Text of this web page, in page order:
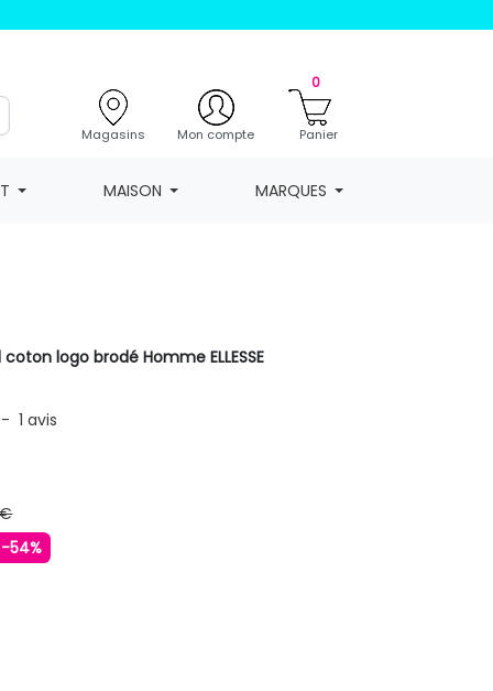
Magasins Mon compte
0
Panier
MAISON MARQUES
logo brodé Homme ELLESSE
- 1avis
-54%
FONCE